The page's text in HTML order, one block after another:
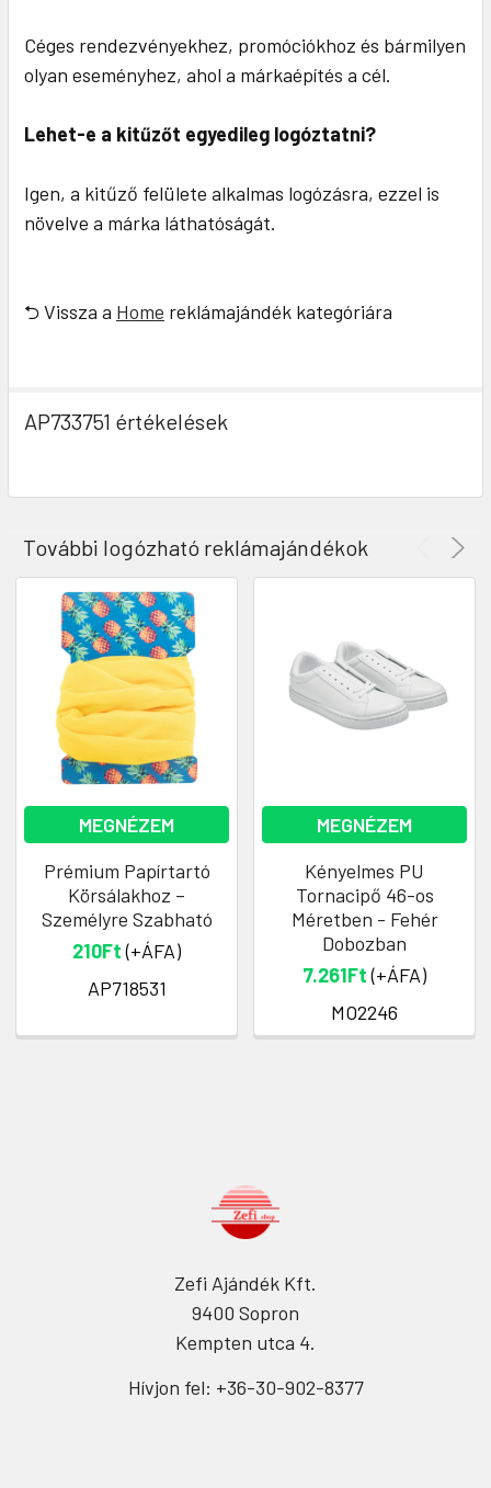
Céges rendezvényekhez, promóciókhoz és bármilyen
olyan eseményhez, ahol a márkaépítés a cél.
Lehet-e a kitűzőt egyedileg logóztatni?
Igen, a kitűző felülete alkalmas logózásra, ezzel is
növelve a márka láthatóságát.
⮌ Vissza a Home reklámajándék kategóriára
AP733751 értékelések
További logózható reklámajándékok
MEGNÉZEM
Prémium Papírtartó
Körsálakhoz –
Személyre Szabható
210Ft(+ÁFA)
AP718531
MEGNÉZEM
Kényelmes PU
Tornacipő 46-os
Méretben - Fehér
Dobozban
7.261Ft(+ÁFA)
MO2246
Zefi Ajándék Kft.
9400 Sopron
Kempten utca 4.
Hívjon fel: +36-30-902-8377